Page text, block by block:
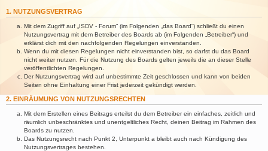
1. NUTZUNGSVERTRAG
Mit dem Zugriff auf „ISDV - Forum“ (im Folgenden „das Board“) schließt du einen
Nutzungsvertrag mit dem Betreiber des Boards ab (im Folgenden „Betreiber“) und
erklärst dich mit den nachfolgenden Regelungen einverstanden.
Wenn du mit diesen Regelungen nicht einverstanden bist, so darfst du das Board
nicht weiter nutzen. Für die Nutzung des Boards gelten jeweils die an dieser Stelle
veröffentlichten Regelungen.
Der Nutzungsvertrag wird auf unbestimmte Zeit geschlossen und kann von beiden
Seiten ohne Einhaltung einer Frist jederzeit gekündigt werden.
2. EINRÄUMUNG VON NUTZUNGSRECHTEN
Mit dem Erstellen eines Beitrags erteilst du dem Betreiber ein einfaches, zeitlich und
räumlich unbeschränktes und unentgeltliches Recht, deinen Beitrag im Rahmen des
Boards zu nutzen.
Das Nutzungsrecht nach Punkt 2, Unterpunkt a bleibt auch nach Kündigung des
Nutzungsvertrages bestehen.